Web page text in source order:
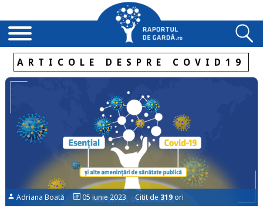
ARTICOLE DESPRE COVID19
Adriana Boată 05 iunie 2023 Citit de319ori